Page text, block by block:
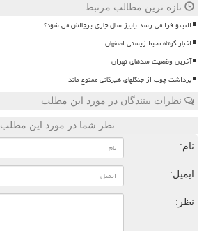
تازه ترین مطالب مرتبط
النینو فرا می رسد پاییز سال جاری پرچالش می شود؟
اخبار کوتاه محیط زیستی اصفهان
آخرین وضعیت سدهای تهران
برداشت چوب از جنگلهای هیرکانی ممنوع ماند
نظرات بینندگان در مورد این مطلب
نظر شما در مورد این مطلب
نام:
ایمیل:
نظر: